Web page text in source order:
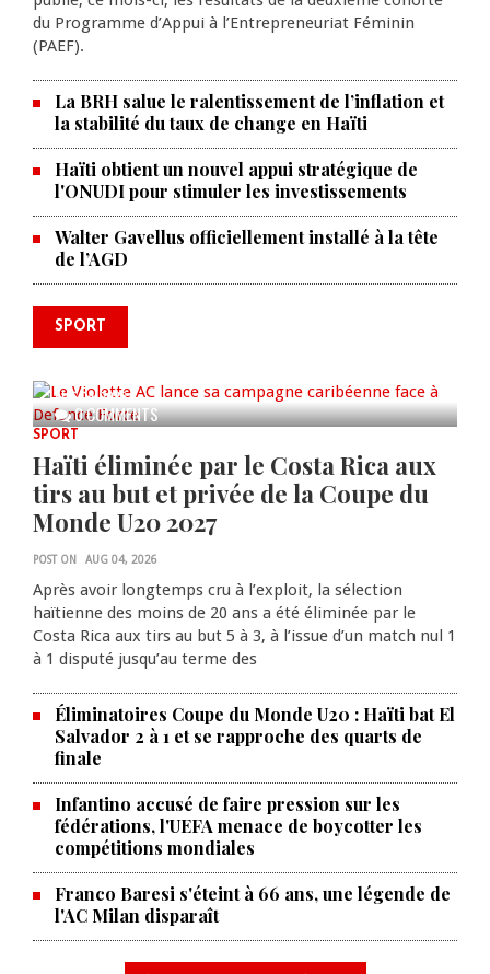
du Programme d’Appui à l’Entrepreneuriat Féminin
(PAEF).
La BRH salue le ralentissement de l’inflation et
la stabilité du taux de change en Haïti
Haïti obtient un nouvel appui stratégique de
l'ONUDI pour stimuler les investissements
Walter Gavellus officiellement installé à la tête
de l’AGD
SPORT
0 COMMENTS
Le Violette AC lance sa campagne
AUG 04, 2026
SPORT
Haïti éliminée par le Costa Rica aux
tirs au but et privée de la Coupe du
Monde U20 2027
POST ON AUG 04, 2026
Après avoir longtemps cru à l’exploit, la sélection
haïtienne des moins de 20 ans a été éliminée par le
Costa Rica aux tirs au but 5 à 3, à l’issue d’un match nul 1
à 1 disputé jusqu’au terme des
Éliminatoires Coupe du Monde U20 : Haïti bat El
Salvador 2 à 1 et se rapproche des quarts de
finale
Infantino accusé de faire pression sur les
fédérations, l'UEFA menace de boycotter les
compétitions mondiales
Franco Baresi s'éteint à 66 ans, une légende de
l'AC Milan disparaît